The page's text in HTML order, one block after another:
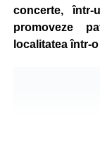
concerte,
promoveze
localitatea într-